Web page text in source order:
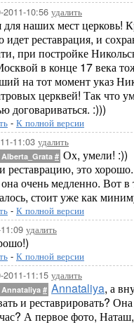
2011-10:56 удалить
наших мест церковь!
идет реставрация, и
при постройке
в конце 17 века
на тот момент указ
церквей! Так что
договариваться. :)))
- К полной версии
11:03 удалить
Alberta_Grata # Ох, умели! :))
реставрацию, это
очень медленно. Вот в
стоит уже как
- К полной версии
удалить
- К полной версии
2011-11:15 удалить
Annataliya # Annataliya, а
и реставрировать?
А первое фото,